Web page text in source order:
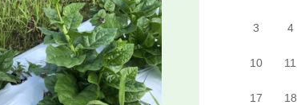
3 4
10 11
17 18